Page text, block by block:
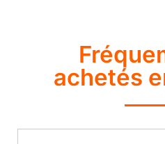
achetés